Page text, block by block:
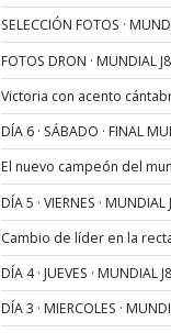
SELECCIÓN FOTOS ·
FOTOS DRON · MUNDIAL
Victoria con acento
DÍA 6 · SÁBADO · FINAL
El nuevo campeón del
DÍA 5 · VIERNES ·
Cambio de líder en la
DÍA 4 · JUEVES · MUNDIAL
DÍA 3 · MIERCOLES ·